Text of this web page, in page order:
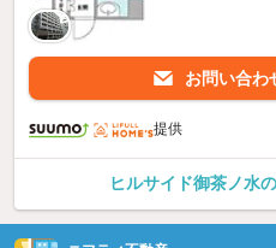
お問い合わ
提供
ヒルサイド御茶ノ水